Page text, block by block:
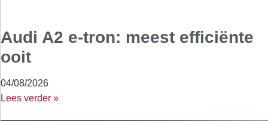
Audi A2 e-tron: meest efficiënte
ooit
04/08/2026
Lees verder »